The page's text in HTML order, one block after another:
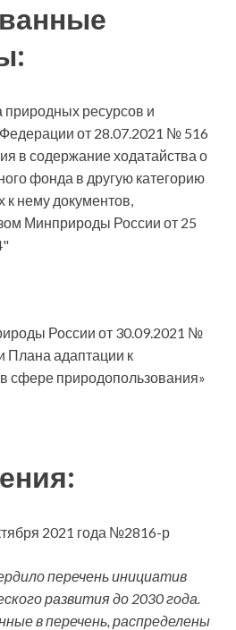
природных ресурсов и
от 28.07.2021 № 516
в содержание ходатайства о
фонда в другую категорию
к нему документов,
Минприроды России от 25
России от 30.09.2021 №
Плана адаптации к
сфере природопользования»
2021 года №2816-р
перечень инициатив
развития до 2030 года.
в перечень, распределены